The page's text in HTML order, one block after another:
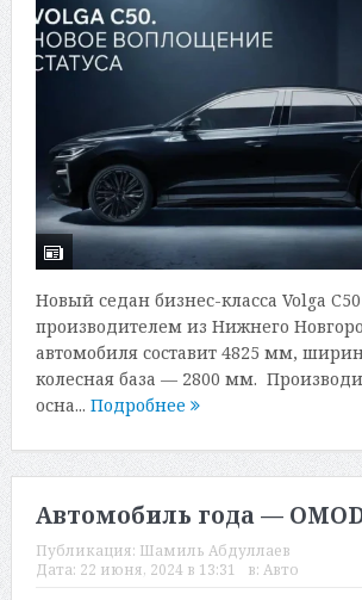
Новый седан бизнес-класса Volga
производителем из Нижнего
автомобиля составит 4825 мм,
колесная база — 2800 мм.
осна... Подробнее
Автомобиль года —
Публикация: Шамиль Абдуллаев
Дата: 22 июня, 2024 в 13:31 в: Авто